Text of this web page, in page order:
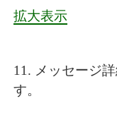
拡大表示
11. メッセージ
す。